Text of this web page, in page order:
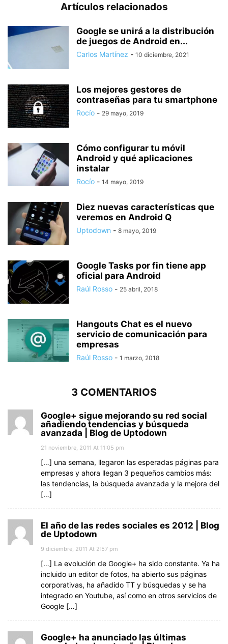
Artículos relacionados
Google se unirá a la distribución
de juegos de Android en...
Carlos Martínez - 10 diciembre, 2021
Los mejores gestores de
contraseñas para tu smartphone
Rocío - 29 mayo, 2019
Cómo configurar tu móvil
Android y qué aplicaciones
instalar
Rocío - 14 mayo, 2019
Diez nuevas características que
veremos en Android Q
Uptodown - 8 mayo, 2019
Google Tasks por fin tiene app
oficial para Android
Raúl Rosso - 25 abril, 2018
Hangouts Chat es el nuevo
servicio de comunicación para
empresas
Raúl Rosso - 1 marzo, 2018
3 COMENTARIOS
Google+ sigue mejorando su red social
añadiendo tendencias y búsqueda
avanzada | Blog de Uptodown
21 noviembre, 2011 At 11:05 pm
[…] una semana, llegaron las esperadas páginas para
empresas y ahora llegan 3 pequeños cambios más:
las tendencias, la búsqueda avanzada y la mejora del
[…]
El año de las redes sociales es 2012 | Blog
de Uptodown
9 diciembre, 2011 At 2:57 pm
[…] La evolución de Google+ ha sido constante. Ya ha
incluido un editor de fotos, ha abierto sus páginas
corporativas, ha añadido TT y búsquedas y se ha
integrado en Youtube, así como en otros servicios de
Google […]
Google+ ha anunciado las últimas